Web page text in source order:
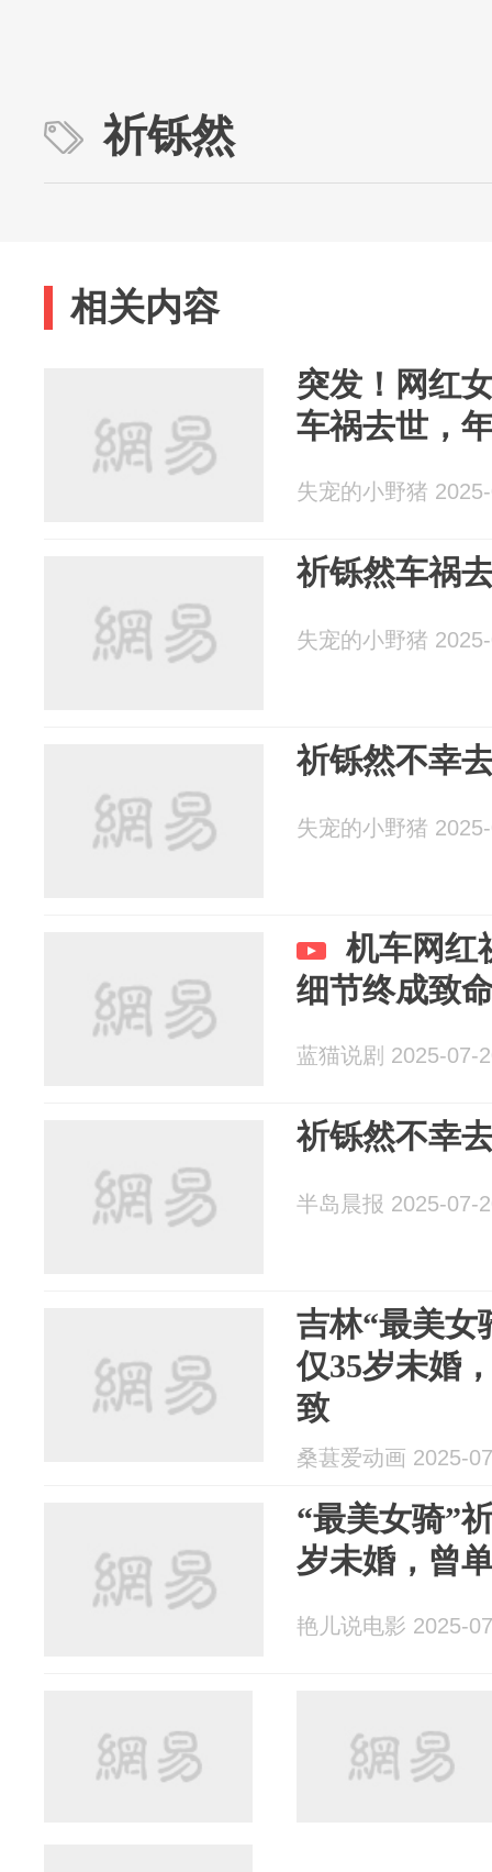
祈铄然
相关内容
突发！网红
车祸去世，
失宠的小野猪
祈铄然车祸
失宠的小野猪
祈铄然不幸
失宠的小野猪
机车网红
细节终成致
蓝猫说剧 2025-07-
祈铄然不幸
半岛晨报 2025-07-
吉林“最美女
仅35岁未婚
致
桑葚爱动画 2025-
“最美女骑”
岁未婚，曾
艳儿说电影 2025-